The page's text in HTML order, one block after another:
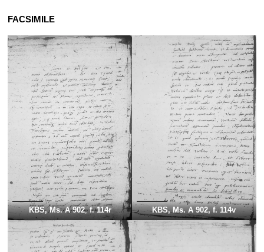
FACSIMILE
KBS, Ms. A 902,f. 114r KBS, Ms. A 902, f. 114v